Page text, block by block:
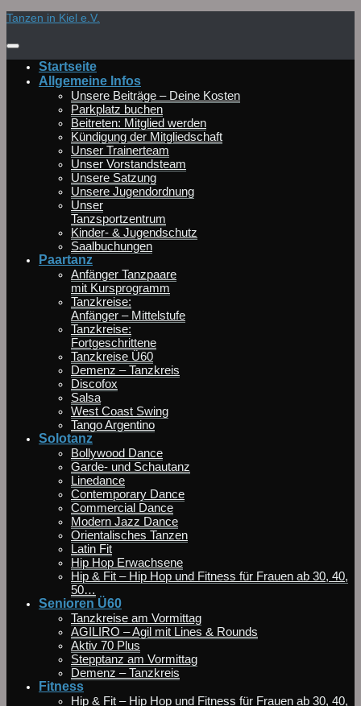
Zum
springen
Tanzen in Kiel e.V.
Startseite
Allgemeine Infos
Unsere Beiträge – Deine Kosten
Parkplatz buchen
Beitreten: Mitglied werden
Kündigung der Mitgliedschaft
Unser Trainerteam
Unser Vorstandsteam
Unsere Satzung
Unsere Jugendordnung
Unser
Tanzsportzentrum
Kinder- & Jugendschutz
Saalbuchungen
Paartanz
Anfänger Tanzpaare
mit Kursprogramm
Tanzkreise:
Anfänger – Mittelstufe
Tanzkreise:
Fortgeschrittene
Tanzkreise Ü60
Demenz – Tanzkreis
Discofox
Salsa
West Coast Swing
Tango Argentino
Solotanz
Bollywood Dance
Garde- und Schautanz
Linedance
Contemporary Dance
Commercial Dance
Modern Jazz Dance
Orientalisches Tanzen
Latin Fit
Hip Hop Erwachsene
Hip & Fit – Hip Hop und Fitness für Frauen ab 30, 40,
50…
Senioren Ü60
Tanzkreise am Vormittag
AGILIRO – Agil mit Lines & Rounds
Aktiv 70 Plus
Stepptanz am Vormittag
Demenz – Tanzkreis
Fitness
Hip & Fit – Hip Hop und Fitness für Frauen ab 30, 40,